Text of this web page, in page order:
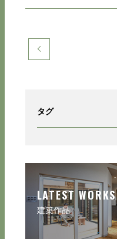
タグ
LATEST WORKS
建築作品